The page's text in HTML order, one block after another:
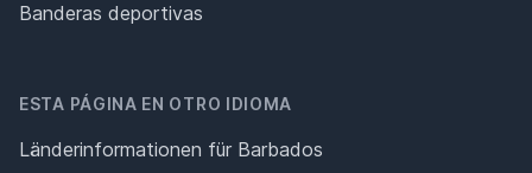
Banderas deportivas
ESTA PÁGINA EN OTRO IDIOMA
Länderinformationen für Barbados